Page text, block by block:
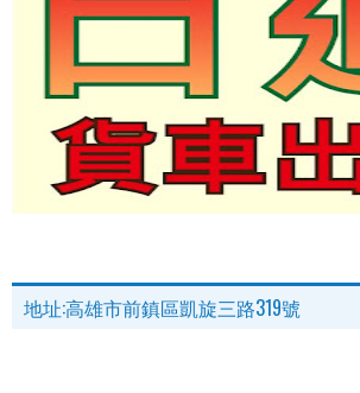
地址:高雄市前鎮區凱旋三路319號